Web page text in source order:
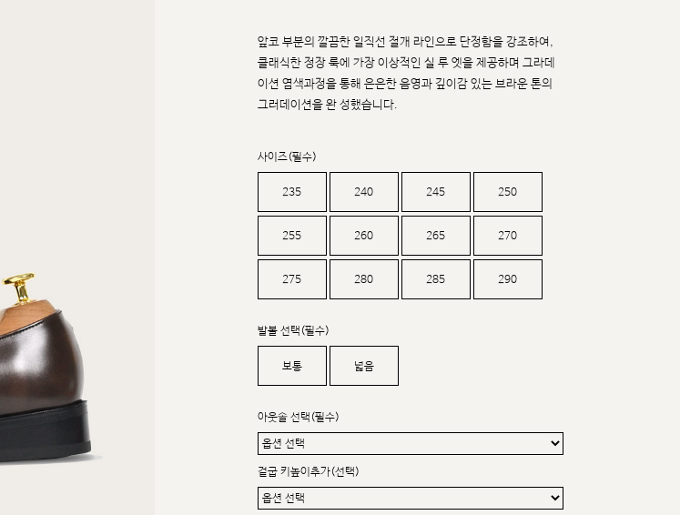
sat,sun,holiday off
앞코 부분의 깔끔한 일직선 절개 라인으로 단정함을 강조하여,
클래식한 정장 룩에 가장 이상적인 실 루 엣을 제공하며 그라데
이션 염색과정을 통해 은은한 음영과 깊이감 있는 브라운 톤의
그러데이션을 완 성했습니다.
사이즈(필수)
235 240 245 250
255 260 265 270
275 280 285 290
발볼 선택(필수)
보통 넓음
아웃솔 선택(필수)
겉굽 키높이추가(선택)